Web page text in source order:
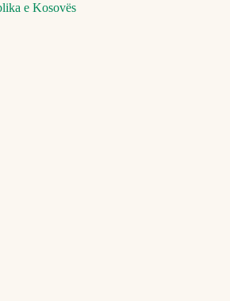
e Kosovës